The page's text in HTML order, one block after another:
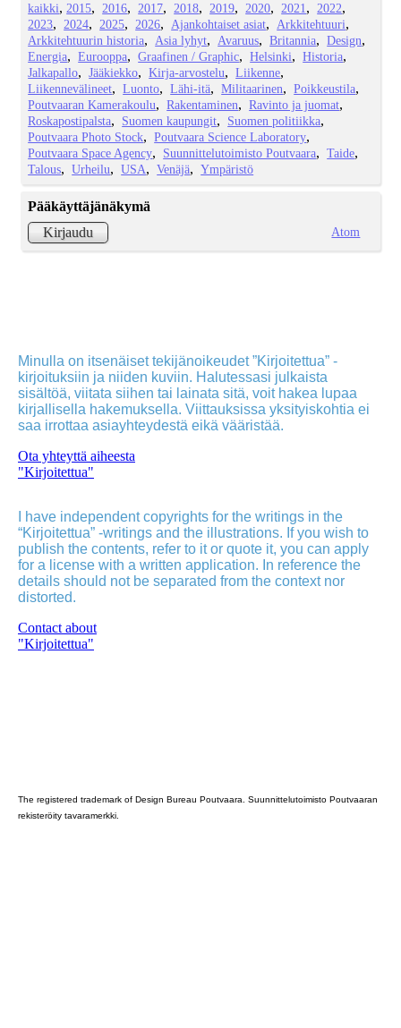
kaikki 2015 2016 2017 2018 2019 2020 2021
2022
2023
2024 2025 2026 Ajankohtaiset asiat
Arkkitehtuuri
Arkkitehtuurin historia
Asia lyhyt Avaruus Britannia
Design
Energia
Eurooppa Graafinen / Graphic Helsinki
Historia
Jalkapallo
Jääkiekko Kirja-arvostelu
Liikenne
Liikennevälineet
Luonto Lähi-itä Militaarinen
Poikkeustila
Poutvaaran Kamerakoulu
Rakentaminen
Ravinto ja juomat
Roskapostipalsta
Suomen kaupungit
Suomen politiikka
Poutvaara Photo Stock
Poutvaara Science Laboratory
Poutvaara Space Agency
Suunnittelutoimisto Poutvaara
Taide
Talous
Urheilu USA Venäjä Ympäristö
Pääkäyttäjänäkymä
Kirjaudu
Atom
Minulla on itsenäiset tekijänoikeudet ”Kirjoitettua” -
kirjoituksiin ja niiden kuviin. Halutessasi julkaista
sisältöä, viitata siihen tai lainata sitä, voit hakea lupaa
kirjallisella hakemuksella. Viittauksissa yksityiskohtia ei
saa irrottaa asiayhteydestä eikä vääristää.
Ota yhteyttä aiheesta
"Kirjoitettua"
I have independent copyrights for the writings in the
“Kirjoitettua” -writings and the illustrations. If you wish to
publish the contents, refer to it or quote it, you can apply
for a license with a written application. In reference the
details should not be separated from the context nor
distorted.
Contact about
"Kirjoitettua"
The registered trademark of Design Bureau Poutvaara. Suunnittelutoimisto Poutvaaran
rekisteröity tavaramerkki.